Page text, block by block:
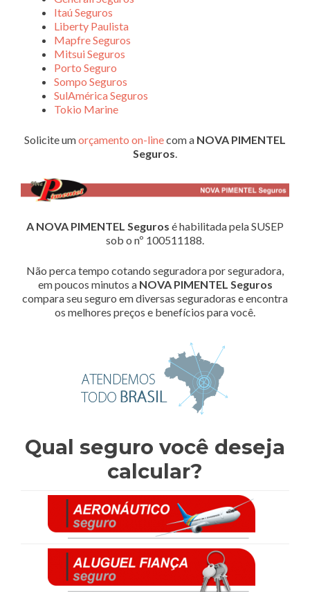
Itaú Seguros
Liberty Paulista
Mapfre Seguros
Mitsui Seguros
Porto Seguro
Sompo Seguros
SulAmérica Seguros
Tokio Marine
Solicite umorçamento on-linecom a NOVA PIMENTEL
Seguros.
A NOVA PIMENTEL Seguros é habilitada pela SUSEP
sob o nº 100511188.
Não perca tempo cotando seguradora por seguradora,
em poucos minutos a NOVA PIMENTEL Seguros
compara seu seguro em diversas seguradoras e encontra
os melhores preços e benefícios para você.
Qual seguro você deseja
calcular?